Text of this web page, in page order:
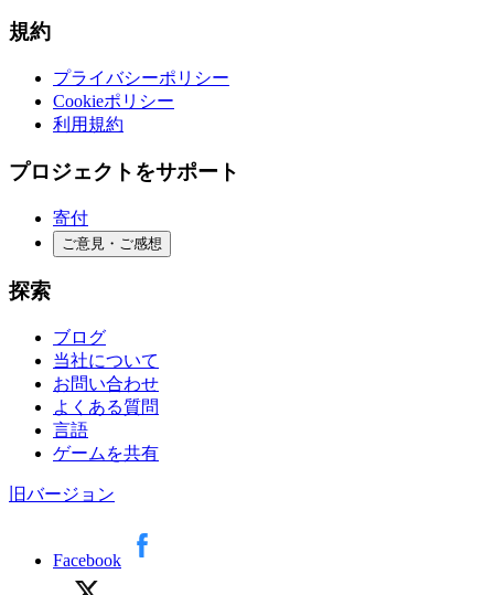
規約
プライバシーポリシー
Cookieポリシー
利用規約
プロジェクトをサポート
寄付
ご意見・ご感想
探索
ブログ
当社について
お問い合わせ
よくある質問
言語
ゲームを共有
旧バージョン
Facebook